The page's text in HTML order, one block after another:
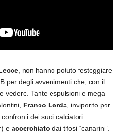
, non hanno potuto festeggiare
per degli avvenimenti che, con il
vedere. Tante espulsioni e mega
Franco Lerda, inviperito per
dei suoi calciatori
e accerchiato dai tifosi “canarini”.